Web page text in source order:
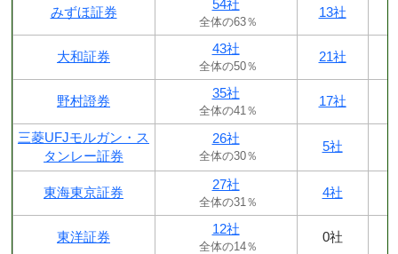
みずほ証券
54社
全体の63％
13社
大和証券
43社
全体の50％
21社
野村證券
35社
全体の41％
17社
三菱UFJモルガン・ス
タンレー証券
26社
全体の30％
5社
東海東京証券
27社
全体の31％
4社
東洋証券
12社
全体の14％
0社